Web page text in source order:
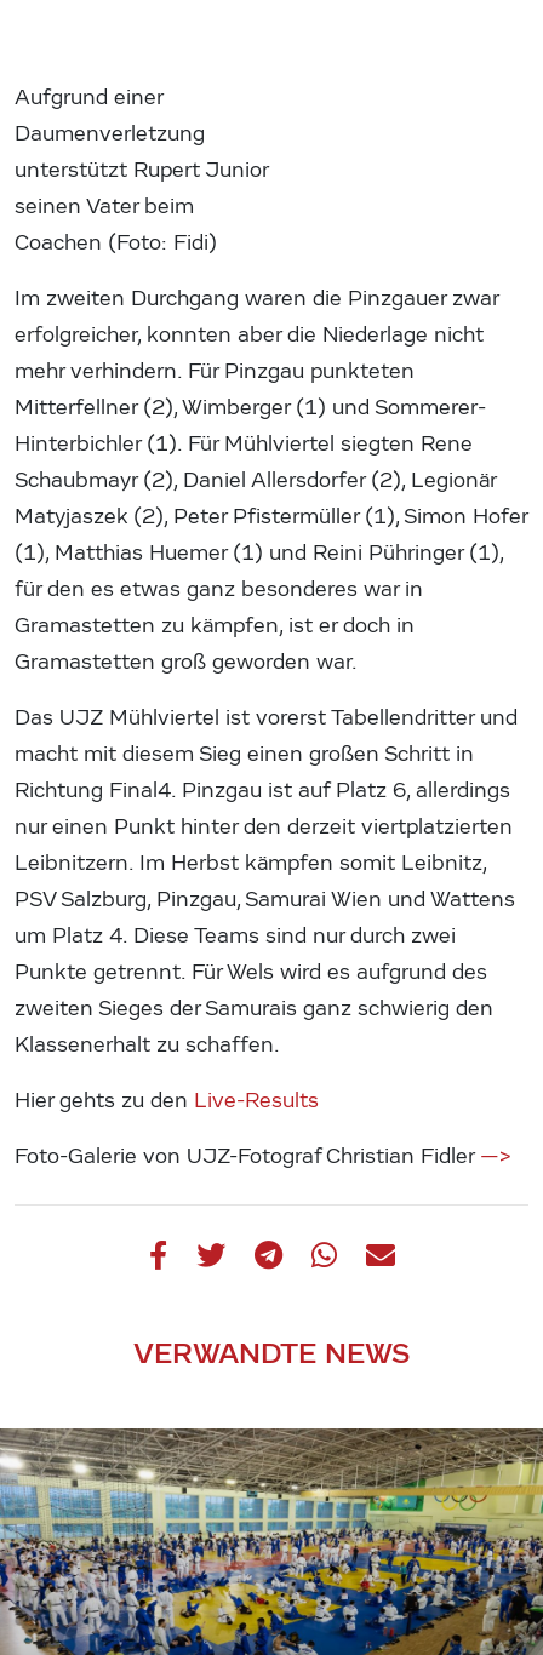
Aufgrund einer
Daumenverletzung
unterstützt Rupert Junior
seinen Vater beim
Coachen (Foto: Fidi)
Im zweiten Durchgang waren die Pinzgauer zwar
erfolgreicher, konnten aber die Niederlage nicht
mehr verhindern. Für Pinzgau punkteten
Mitterfellner (2), Wimberger (1) und Sommerer-
Hinterbichler (1). Für Mühlviertel siegten Rene
Schaubmayr (2), Daniel Allersdorfer (2), Legionär
Matyjaszek (2), Peter Pfistermüller (1), Simon Hofer
(1), Matthias Huemer (1) und Reini Pühringer (1),
für den es etwas ganz besonderes war in
Gramastetten zu kämpfen, ist er doch in
Gramastetten groß geworden war.
Das UJZ Mühlviertel ist vorerst Tabellendritter und
macht mit diesem Sieg einen großen Schritt in
Richtung Final4. Pinzgau ist auf Platz 6, allerdings
nur einen Punkt hinter den derzeit viertplatzierten
Leibnitzern. Im Herbst kämpfen somit Leibnitz,
PSV Salzburg, Pinzgau, Samurai Wien und Wattens
um Platz 4. Diese Teams sind nur durch zwei
Punkte getrennt. Für Wels wird es aufgrund des
zweiten Sieges der Samurais ganz schwierig den
Klassenerhalt zu schaffen.
Hier gehts zu den Live-Results
Foto-Galerie von UJZ-Fotograf Christian Fidler—>
VERWANDTE NEWS